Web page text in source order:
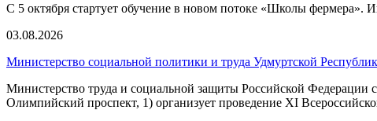
С 5 октября стартует обучение в новом потоке «Школы фермера».
03.08.2026
Министерство социальной политики и труда Удмуртской
Министерство труда и социальной защиты Российской Федерации
Олимпийский проспект, 1) организует проведение XI